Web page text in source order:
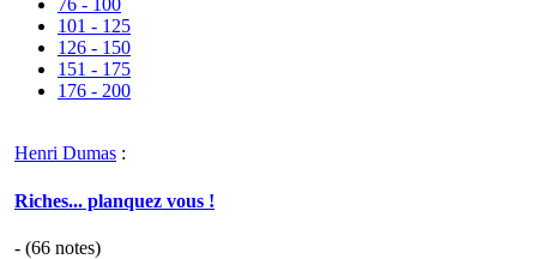
76 - 100
101 - 125
126 - 150
151 - 175
176 - 200
Henri Dumas :
Riches... planquez vous !
- (66 notes)